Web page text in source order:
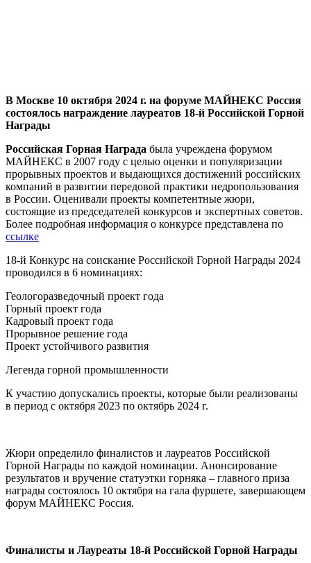
В Москве 10 октября 2024 г. на форуме МАЙНЕКС Россия
состоялось награждение лауреатов 18-й Российской Горной
Награды
Российская Горная Награда была учреждена форумом
МАЙНЕКС в 2007 году с целью оценки и популяризации
прорывных проектов и выдающихся достижений российских
компаний в развитии передовой практики недропользования
в России. Оценивали проекты компетентные жюри,
состоящие из председателей конкурсов и экспертных советов.
Более подробная информация о конкурсе представлена по
ссылке
18-й Конкурс на соискание Российской Горной Награды 2024
проводился в 6 номинациях:
Геологоразведочный проект года
Горный проект года
Кадровый проект года
Прорывное решение года
Проект устойчивого развития
Легенда горной промышленности
К участию допускались проекты, которые были реализованы
в период с октября 2023 по октябрь 2024 г.
Жюри определило финалистов и лауреатов Российской
Горной Награды по каждой номинации. Анонсирование
результатов и вручение статуэтки горняка – главного приза
награды состоялось 10 октября на гала фуршете, завершающем
форум МАЙНЕКС Россия.
Финалисты и Лауреаты 18-й Российской Горной Награды